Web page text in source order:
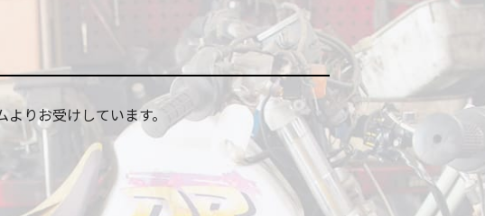
りお受けしています。